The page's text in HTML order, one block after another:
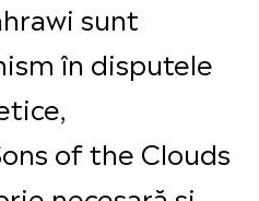
sunt
în disputele
of the Clouds